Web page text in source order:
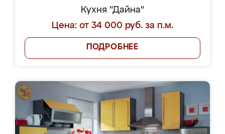
Кухня "Дайна"
Цена: от 34 000 руб. за п.м.
ПОДРОБНЕЕ